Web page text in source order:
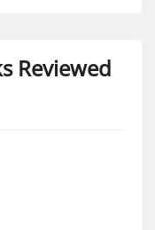
Reviewed